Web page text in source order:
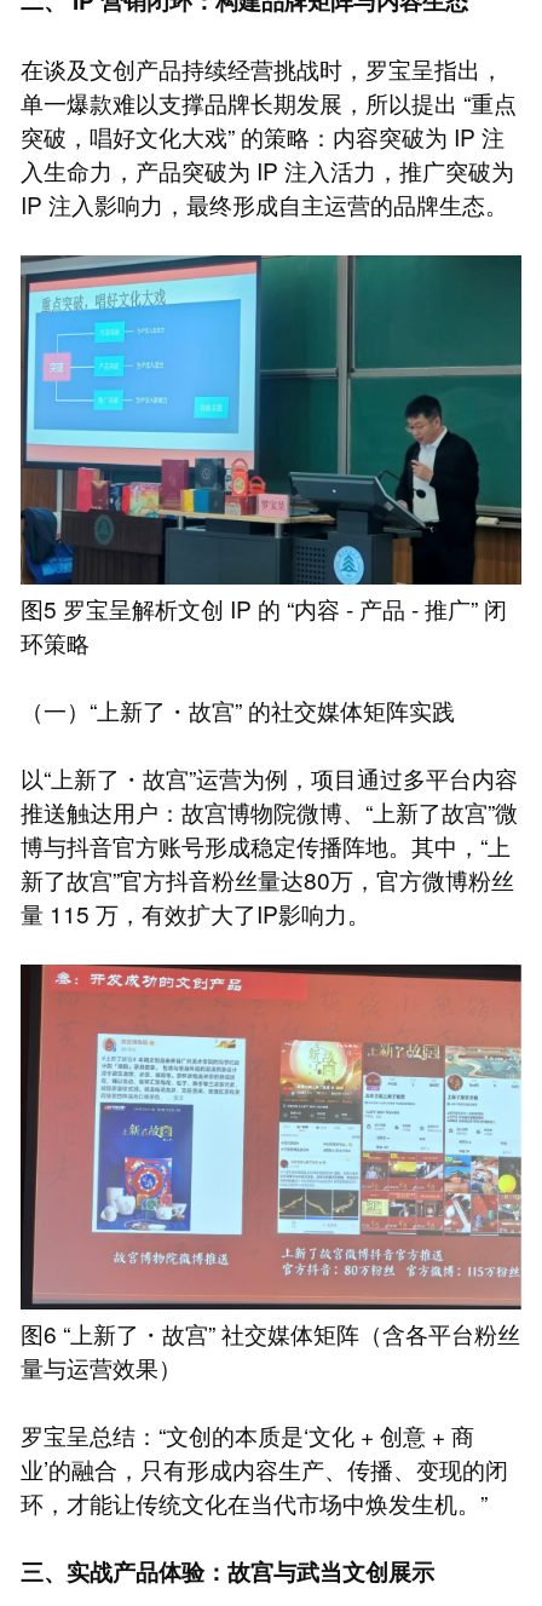
在谈及文创产品持续经营挑战时，罗宝呈指出，
单一爆款难以支撑品牌长期发展，所以提出 “重点
突破，唱好文化大戏” 的策略：内容突破为 IP 注
入生命力，产品突破为 IP 注入活力，推广突破为
IP 注入影响力，最终形成自主运营的品牌生态。
图5 罗宝呈解析文创 IP 的 “内容 - 产品 - 推广” 闭
环策略
（一）“上新了・故宫” 的社交媒体矩阵实践
以“上新了・故宫”运营为例，项目通过多平台内容
推送触达用户：故宫博物院微博、“上新了故宫”微
博与抖音官方账号形成稳定传播阵地。其中，“上
新了故宫”官方抖音粉丝量达80万，官方微博粉丝
量 115 万，有效扩大了IP影响力。
图6 “上新了・故宫” 社交媒体矩阵（含各平台粉丝
量与运营效果）
罗宝呈总结：“文创的本质是‘文化 + 创意 + 商
业’的融合，只有形成内容生产、传播、变现的闭
环，才能让传统文化在当代市场中焕发生机。”
三、实战产品体验：故宫与武当文创展示